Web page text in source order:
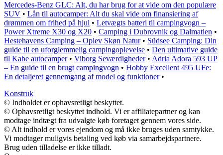
Mercedes-Benz GLC: Alt, du har brug for at vide om den populære
SUV • Lån til autocamper: Alt du skal vide om finansiering af
drømmen om frihed på hjul • Letvægts batteri til campingvogn –
Power Xtreme X30 og X20 • Camping i Dubrovnik og Dalmatien •
Hestehavens Camping – Oplev Skøn Natur• Südsee Camping: Din
guide til en uforglemmelig campingoplevelse • Den ultimative guide
til Kabe autocamper• Viborg Seværdigheder• Adria Adora 593 UP
– En guide til en brugt campingvogn • Hobby Excellent 495 UFe:
En detaljeret gennemgang af model og funktioner•
Konstruk
© Indholdet er ophavsretligt beskyttet.
© Ophavsretligt beskyttet indhold. Vi er affiliatepartner og kan
modtage indtægt fra udvalgte køb foretaget gennem vores side.
© Alt indhold er vores ejendom og må ikke bruges uden samtykke.
Vi modtager muligvis betaling ved køb via samarbejdspartnere.
Brug uden tilladelse er ikke tilladt.